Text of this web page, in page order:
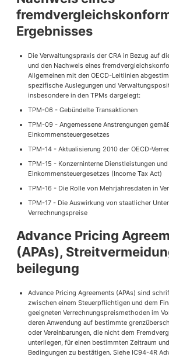
Ergebnisses
Die Verwaltungspraxis der CRA in Bezug auf
und den Nachweis eines
Allgemeinen mit den OECD-Leitlinien
spezifische Auslegungen und
insbesondere in den TPMs dargelegt:
TPM-06 - Gebündelte Transaktionen
TPM-09 - Angemessene Anstrengungen
Einkommensteuergesetzes
TPM-14 - Aktualisierung 2010 der OECD-
TPM-15 - Konzerninterne Dienstleistungen
Einkommensteuergesetzes (Income Tax Act)
TPM-16 - Die Rolle von Mehrjahresdaten in
TPM-17 - Die Auswirkung von staatlicher
Verrechnungspreise
Advance Pricing
(APAs),
beilegung
Advance Pricing Agreements (APAs) sind
zwischen einem Steuerpflichtigen und dem
geeigneten Verrechnungspreismethoden im
deren Anwendung auf bestimmte
oder Vereinbarungen, die nicht dem
unterliegen, für einen bestimmten Zeitraum
Bedingungen zu bestätigen. Siehe IC94-4R